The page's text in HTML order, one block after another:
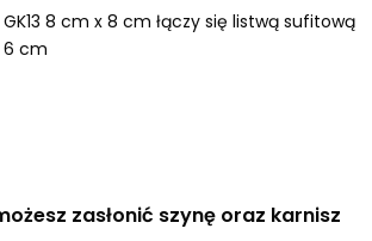
8 cm x 8 cm łączy się listwą sufitową
6 cm
zasłonić szynę oraz karnisz